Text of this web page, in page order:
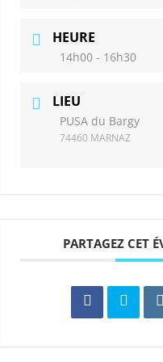
HEURE
14h00 - 16h30
LIEU
PUSA du Bargy
74460 MARNAZ
PARTAGEZ CET